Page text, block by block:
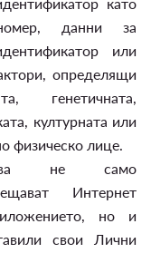
данни за
или
определящи
генетичната,
културната или
физическо лице.
не само
Интернет
но и
свои Лични